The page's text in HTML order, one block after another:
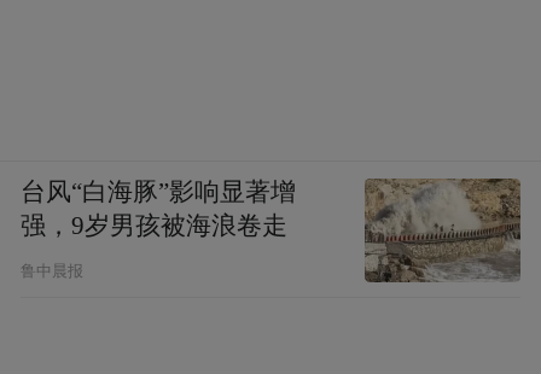
台风“白海豚”影响显著增
强，9岁男孩被海浪卷走
鲁中晨报